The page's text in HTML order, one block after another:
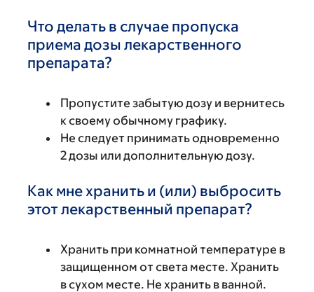
Что делать в случае пропуска
приема дозы лекарственного
препарата?
Пропустите забытую дозу и вернитесь
к своему обычному графику.
Не следует принимать одновременно
2 дозы или дополнительную дозу.
Как мне хранить и (или) выбросить
этот лекарственный препарат?
Хранить при комнатной температуре в
защищенном от света месте. Хранить
в сухом месте. Не хранить в ванной.